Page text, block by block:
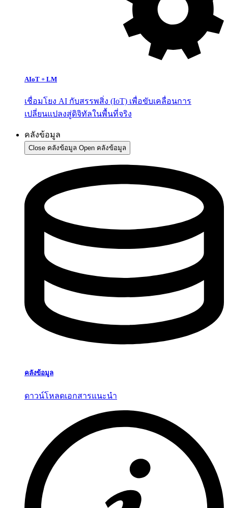
AIoT + LM
เชื่อมโยง AI กับสรรพสิ่ง (IoT) เพื่อขับเคลื่อนการ
เปลี่ยนแปลงสู่ดิจิทัลในพื้นที่จริง
คลังข้อมูล
Close คลังข้อมูล Open คลังข้อมูล
คลังข้อมูล
ดาวน์โหลดเอกสารแนะนำ